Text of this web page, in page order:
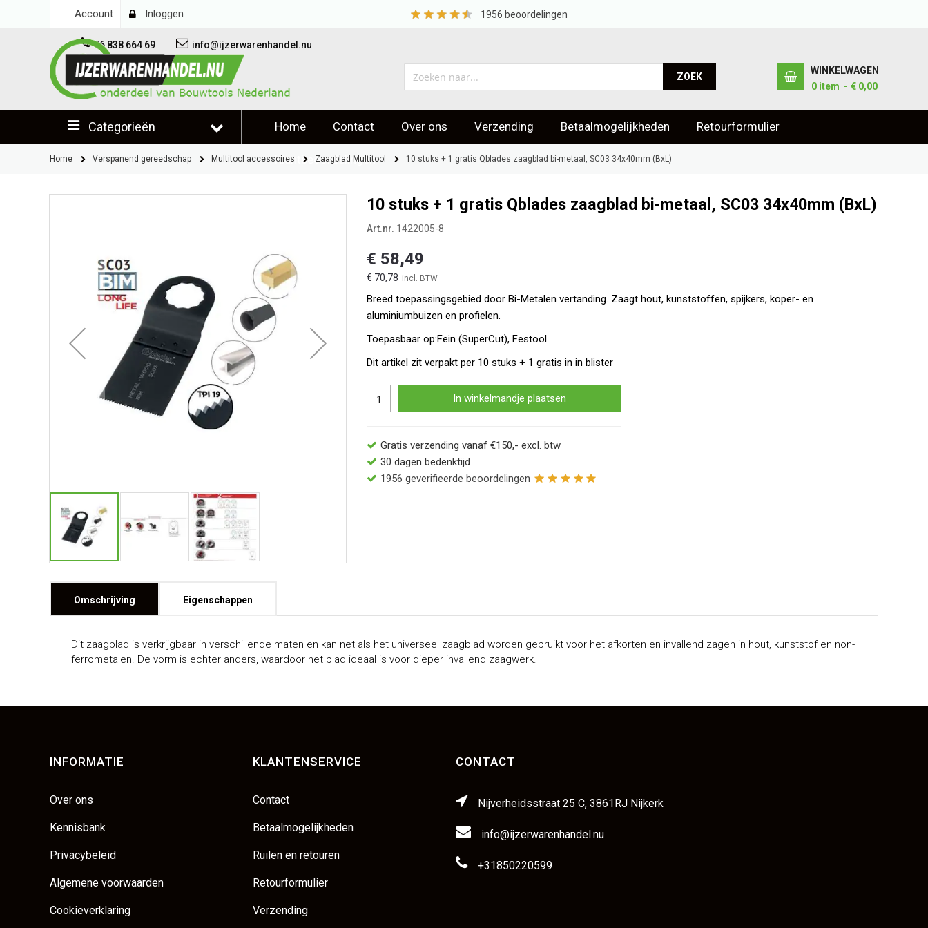
Account Inloggen 1956 beoordelingen
06 838 664 69 info@ijzerwarenhandel.nu
ZOEK
WINKELWAGEN
0 item € 0,00
Categorieën Home Contact Over ons Verzending Betaalmogelijkheden Retourformulier
Klantbeoordelingen
Home Verspanend gereedschap Multitool accessoires Zaagblad Multitool 10 stuks + 1 gratis Qblades zaagblad bi-metaal, SC03 34x40mm (BxL)
10 stuks + 1 gratis Qblades zaagblad bi-metaal, SC03 34x40mm (BxL)
Art.nr. 1422005-8
€ 70,78
€ 58,49
Breed toepassingsgebied door Bi-Metalen vertanding. Zaagt hout, kunststoffen, spijkers, koper- en
aluminiumbuizen en profielen.
Toepasbaar op:Fein (SuperCut), Festool
Dit artikel zit verpakt per 10 stuks + 1 gratis in in blister
In winkelmandje plaatsen
Gratis verzending vanaf €150,- excl. btw
30 dagen bedenktijd
1956 geverifieerde beoordelingen
Omschrijving
Dit zaagblad is verkrijgbaar in verschillende maten en kan net als het universeel zaagblad worden gebruikt voor het afkorten en invallend zagen in hout, kunststof en non-
ferrometalen. De vorm is echter anders, waardoor het blad ideaal is voor dieper invallend zaagwerk.
Eigenschappen
INFORMATIE
Over ons
Kennisbank
Privacybeleid
Algemene voorwaarden
Cookieverklaring
KLANTENSERVICE
Contact
Betaalmogelijkheden
Ruilen en retouren
Retourformulier
Verzending
CONTACT
Nijverheidsstraat 25 C, 3861RJ Nijkerk
info@ijzerwarenhandel.nu
+31850220599